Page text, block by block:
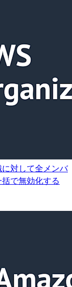
対して全メンバ
で無効化する